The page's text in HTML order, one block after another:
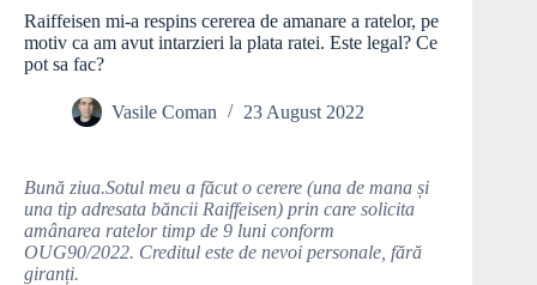
Raiffeisen mi-a respins cererea de amanare a ratelor, pe
motiv ca am avut intarzieri la plata ratei. Este legal? Ce
pot sa fac?
Vasile Coman 23 August 2022
Bună ziua.Sotul meu a făcut o cerere (una de mana și
una tip adresata băncii Raiffeisen) prin care solicita
amânarea ratelor timp de 9 luni conform
OUG90/2022. Creditul este de nevoi personale, fără
giranți.